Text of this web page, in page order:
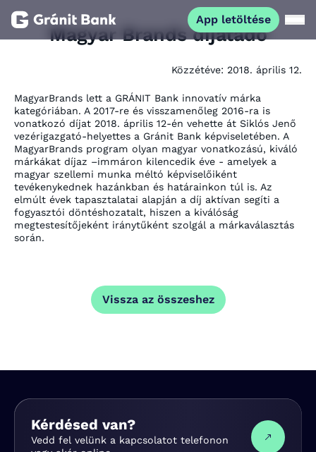
App letöltése
Vállalkozásoknak
Fiataloknak
Befektetőknek
Kapcsolat
Magyar Brands díjátadó
Közzétéve: 2018. április 12.
MagyarBrands lett a GRÁNIT Bank innovatív márka
kategóriában. A 2017-re és visszamenőleg 2016-ra is
vonatkozó díjat 2018. április 12-én vehette át Siklós Jenő
vezérigazgató-helyettes a Gránit Bank képviseletében. A
MagyarBrands program olyan magyar vonatkozású, kiváló
márkákat díjaz –immáron kilencedik éve - amelyek a
magyar szellemi munka méltó képviselőiként
tevékenykednek hazánkban és határainkon túl is. Az
elmúlt évek tapasztalatai alapján a díj aktívan segíti a
fogyasztói döntéshozatalt, hiszen a kiválóság
megtestesítőjeként iránytűként szolgál a márkaválasztás
során.
Vissza az összeshez
Kérdésed van?
Vedd fel velünk a kapcsolatot telefonon